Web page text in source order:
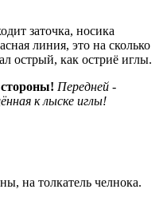
заточка, носика
линия, это на сколько
острый, как остриё иглы.
стороны! Передней -
к лыске иглы!
на толкатель челнока.